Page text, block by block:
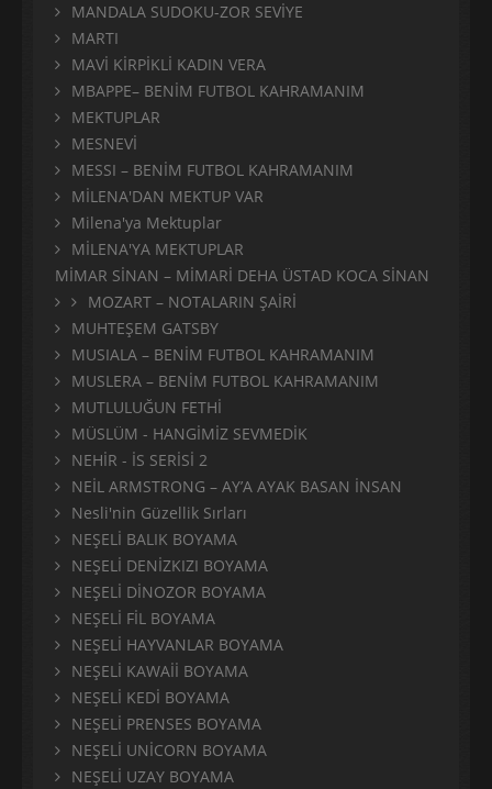
MANDALA SUDOKU-ZOR SEVİYE
MARTI
MAVİ KİRPİKLİ KADIN VERA
MBAPPE– BENİM FUTBOL KAHRAMANIM
MEKTUPLAR
MESNEVİ
MESSI – BENİM FUTBOL KAHRAMANIM
MİLENA'DAN MEKTUP VAR
Milena'ya Mektuplar
MİLENA'YA MEKTUPLAR
MİMAR SİNAN – MİMARİ DEHA ÜSTAD KOCA SİNAN
MOZART – NOTALARIN ŞAİRİ
MUHTEŞEM GATSBY
MUSIALA – BENİM FUTBOL KAHRAMANIM
MUSLERA – BENİM FUTBOL KAHRAMANIM
MUTLULUĞUN FETHİ
MÜSLÜM - HANGİMİZ SEVMEDİK
NEHİR - İS SERİSİ 2
NEİL ARMSTRONG – AY’A AYAK BASAN İNSAN
Nesli'nin Güzellik Sırları
NEŞELİ BALIK BOYAMA
NEŞELİ DENİZKIZI BOYAMA
NEŞELİ DİNOZOR BOYAMA
NEŞELİ FİL BOYAMA
NEŞELİ HAYVANLAR BOYAMA
NEŞELİ KAWAİİ BOYAMA
NEŞELİ KEDİ BOYAMA
NEŞELİ PRENSES BOYAMA
NEŞELİ UNİCORN BOYAMA
NEŞELİ UZAY BOYAMA